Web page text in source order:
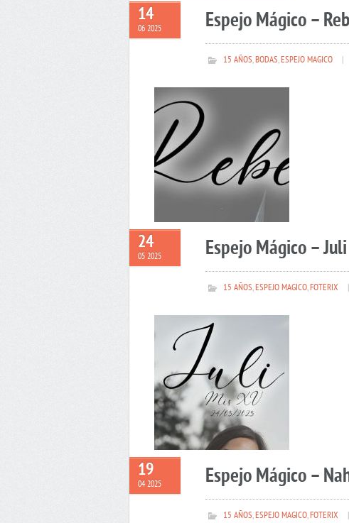
14
06 2025 Espejo Mágico –
15 AÑOS,BODAS,ESPEJO MAGICO
24
05 2025 Espejo Mágico – Juli
15 AÑOS,ESPEJO MAGICO,FOTERIX
19
04 2025 Espejo Mágico –
15 AÑOS,ESPEJO MAGICO,FOTERIX